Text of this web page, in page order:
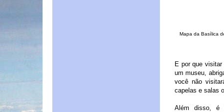
Mapa da Basílica
E por que
um museu,
você não
capelas e salas
Além disso, é